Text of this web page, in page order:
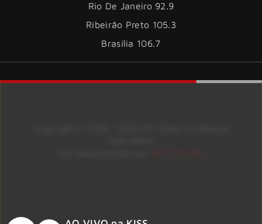
Rio De Janeiro 92.9
Ribeirão Preto 105.3
Brasília 106.7